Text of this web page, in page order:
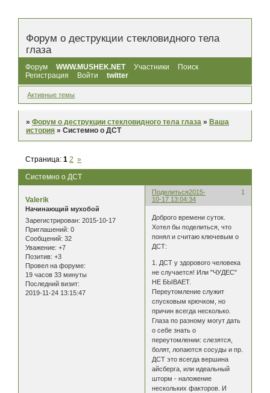
Форум о деструкции стекловидного тела
глаза
Форум WWW.MUSHEK.NET Участники
Поиск
Регистрация
Войти twitter
Активные темы
»Форум о деструкции стекловидного тела глаза »Ваша
история »Системно о ДСТ
Системно о ДСТ
Страница:1 2 »
Поделиться 1
2015-
10-17 13:04:34
Valerik
Начинающий мухобой
Зарегистрирован: 2015-10-17
Приглашений: 0
Сообщений: 32
Уважение: +7
Позитив: +3
Провел на форуме:
19 часов 33 минуты
Последний визит:
2019-11-24 13:15:47
Доброго времени суток.
Хотел бы поделиться, что
понял и считаю ключевым о
ДСТ:
1. ДСТ у здорового человека
не случается! Или "ЧУДЕС"
НЕ БЫВАЕТ.
Переутомление служит
спусковым крючком, но
причин всегда несколько.
Глаза по разному могут дать
о себе знать о
переутомлении: слезятся,
болят, лопаются сосуды и пр.
ДСТ это всегда вершина
айсберга, или идеальный
шторм - наложение
нескольких факторов. И